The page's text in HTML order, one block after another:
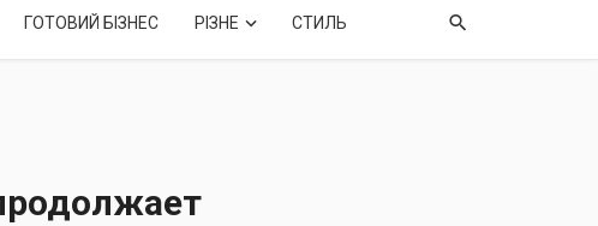
ГОТОВИЙ БІЗНЕС РІЗНЕ СТИЛЬ